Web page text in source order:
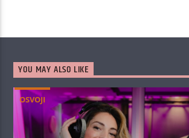
YOU MAY ALSO LIKE
OSVOJI